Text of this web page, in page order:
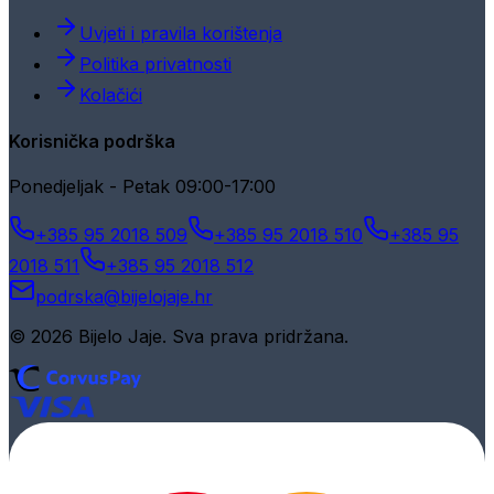
Uvjeti i pravila korištenja
Politika privatnosti
Kolačići
Korisnička podrška
Ponedjeljak - Petak 09:00-17:00
+385 95 2018 509 +385 95 2018 510
+385 95
2018 511
+385 95 2018 512
podrska@bijelojaje.hr
© 2026 Bijelo Jaje. Sva prava pridržana.